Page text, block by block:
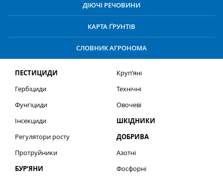
ДІЮЧІ РЕЧОВИНИ
КАРТА ҐРУНТІВ
СЛОВНИК АГРОНОМА
ПЕСТИЦИДИ
Гербіциди
Фунгіциди
Інсекциди
Регулятори росту
Протруйники
БУР’ЯНИ
Круп’яні
Технічні
Овочеві
ШКІДНИКИ
ДОБРИВА
Азотні
Фосфорні